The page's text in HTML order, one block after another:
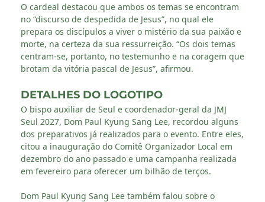
O cardeal destacou que ambos os temas se encontram
no “discurso de despedida de Jesus”, no qual ele
prepara os discípulos a viver o mistério da sua paixão e
morte, na certeza da sua ressurreição. “Os dois temas
centram-se, portanto, no testemunho e na coragem que
brotam da vitória pascal de Jesus”, afirmou.
DETALHES DO LOGOTIPO
O bispo auxiliar de Seul e coordenador-geral da JMJ
Seul 2027, Dom Paul Kyung Sang Lee, recordou alguns
dos preparativos já realizados para o evento. Entre eles,
citou a inauguração do Comitê Organizador Local em
dezembro do ano passado e uma campanha realizada
em fevereiro para oferecer um bilhão de terços.
Dom Paul Kyung Sang Lee também falou sobre o